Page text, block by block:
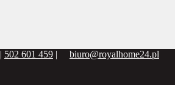
| 502 601 459 | biuro@royalhome24.pl